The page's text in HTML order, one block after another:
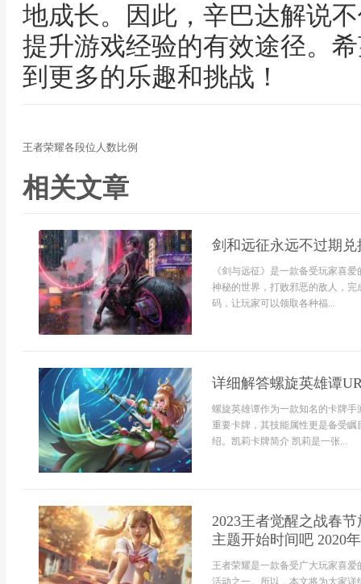
地成长。因此，辛巴达解说
提升游戏经验的有效途径。
到更多的乐趣和挑战！
王者荣耀各段位人数比例
相关文章
剑和远征永远不过期
《剑与远征》是一款备受玩家喜
神秘的世界，打败邪恶的敌人，
码，让玩家可以领取各种福...
详细解答螺旋英雄谭
螺旋英雄谭作为一款知名的卡牌
重要卡牌，其技能属性更是备受
绍。凯莉卡牌简介 凯莉是一张...
2023王者觉醒之战春
主题开始时间吧 2020
王者荣耀是一款备受广大玩家喜
活动之一。所以，本文将为大家